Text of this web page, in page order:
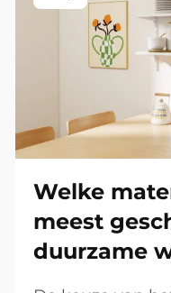
Welke
meest
duurzame